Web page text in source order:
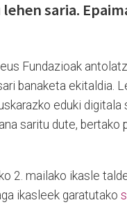
saria.
Fundazioak
banaketa ekitaldia.
eduki digitala
saritu dute, bertako
2. mailako ikasle
ikasleek garatutako